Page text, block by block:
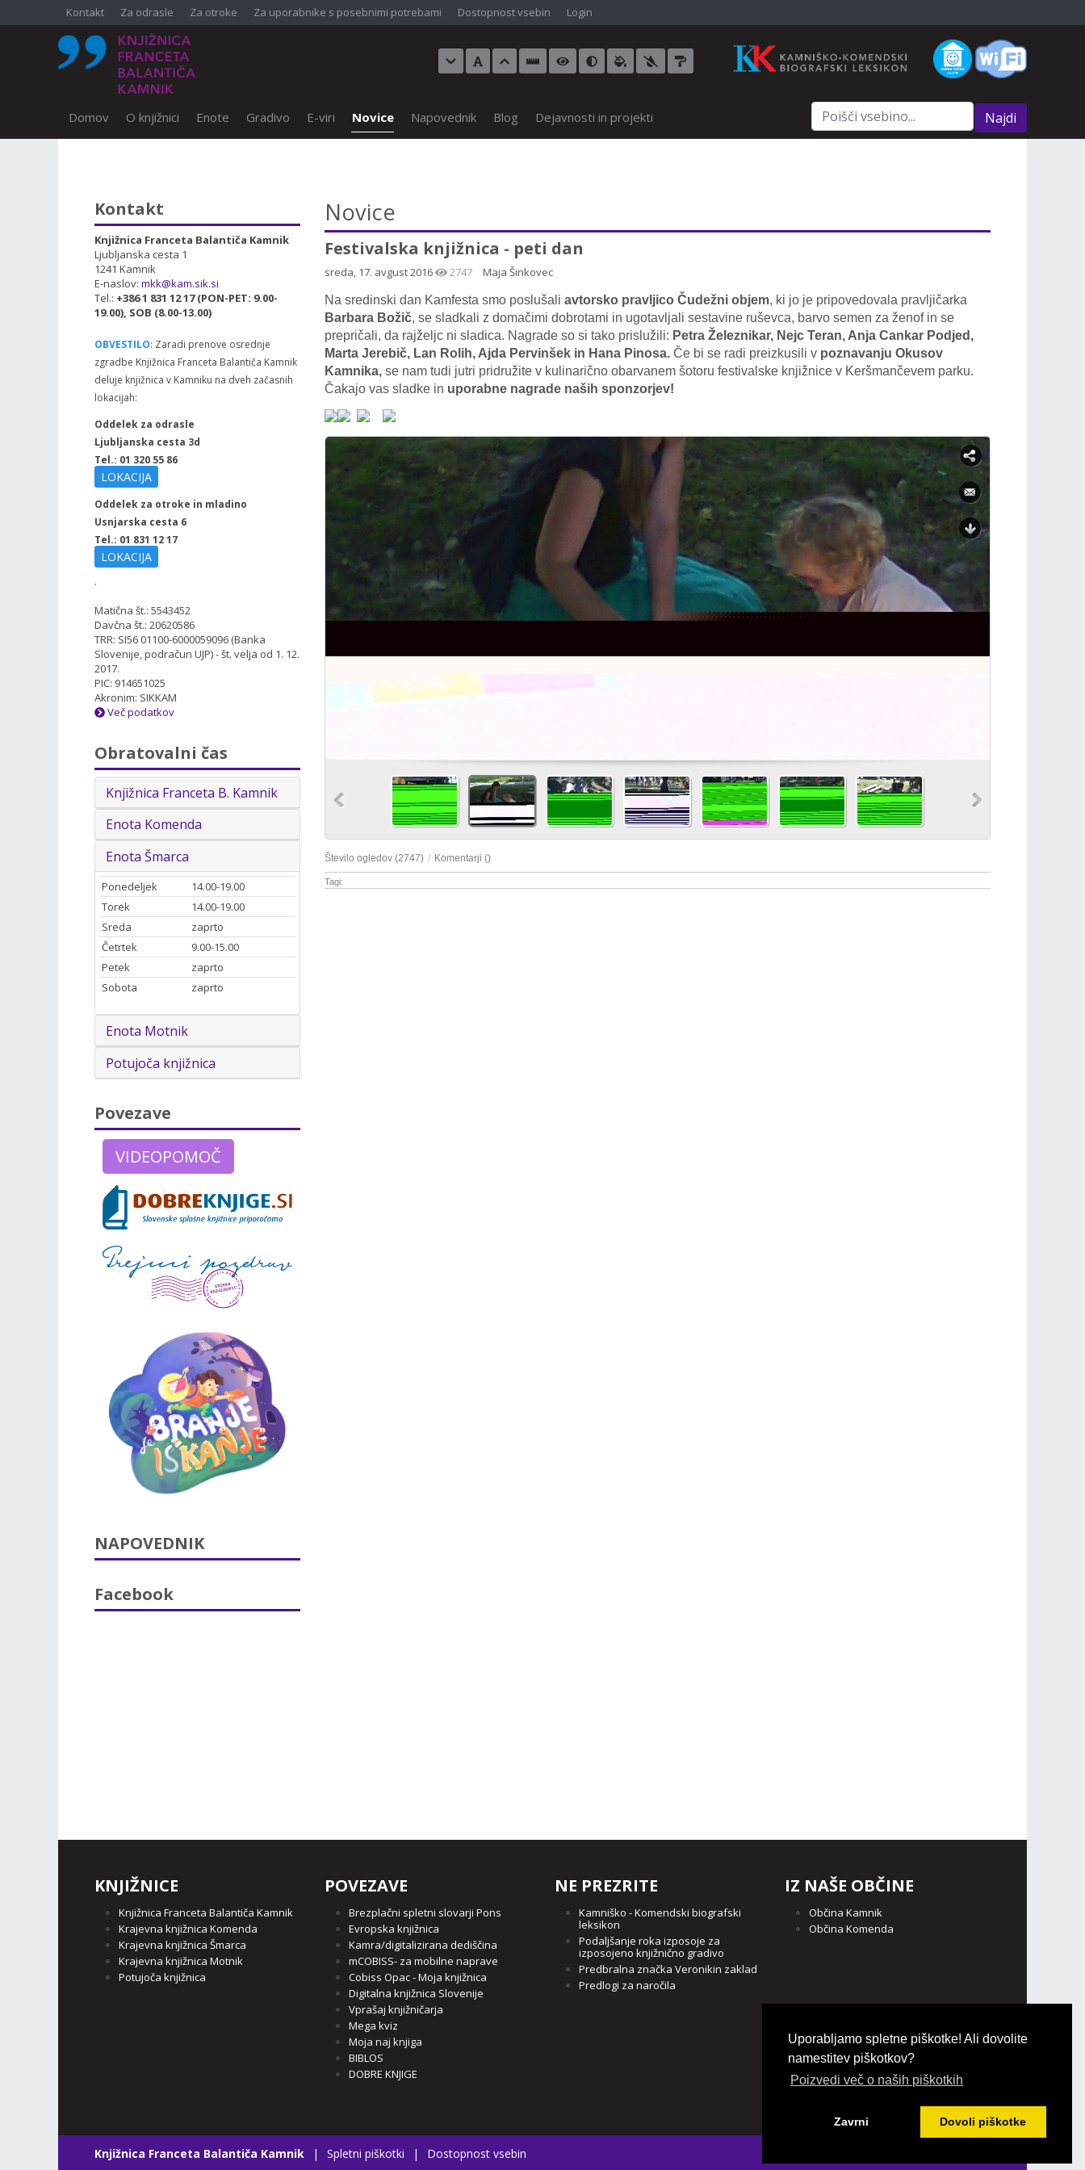
Kontakt Za odrasle Za otroke Za uporabnike s posebnimi potrebami Dostopnost vsebin Login
Domov O knjižnici Enote Gradivo E-viri Novice Napovednik Blog Dejavnosti in projekti Najdi
Novice
Festivalska knjižnica - peti dan
sreda, 17. avgust 2016 2747 Maja Šinkovec
Na sredinski dan Kamfesta smo poslušali avtorsko pravljico Čudežni objem, ki jo je pripovedovala pravljičarka
Barbara Božič, se sladkali z domačimi dobrotami in ugotavljali sestavine ruševca, barvo semen za ženof in se
prepričali, da rajželjc ni sladica. Nagrade so si tako prislužili: Petra Železnikar, Nejc Teran, Anja Cankar Podjed,
Marta Jerebič, Lan Rolih, Ajda Pervinšek in Hana Pinosa. Če bi se radi preizkusili v poznavanju Okusov
Kamnika, se nam tudi jutri pridružite v kulinarično obarvanem šotoru festivalske knjižnice v Keršmančevem parku.
Čakajo vas sladke in uporabne nagrade naših sponzorjev!
Število ogledov (2747) / Komentarji ()
Tagi:
Kontakt
Knjižnica Franceta Balantiča Kamnik
Ljubljanska cesta 1
1241 Kamnik
E-naslov: mkk@kam.sik.si
Tel.: +386 1 831 12 17 (PON-PET: 9.00-
19.00), SOB (8.00-13.00)
OBVESTILO: Zaradi prenove osrednje
zgradbe Knjižnica Franceta Balantiča Kamnik
deluje knjižnica v Kamniku na dveh začasnih
lokacijah:
Oddelek za odrasle
Ljubljanska cesta 3d
Tel.: 01 320 55 86
LOKACIJA
Oddelek za otroke in mladino
Usnjarska cesta 6
Tel.: 01 831 12 17
LOKACIJA
.
Matična št.: 5543452
Davčna št.: 20620586
TRR: SI56 01100-6000059096 (Banka
Slovenije, podračun UJP) - št. velja od 1. 12.
2017.
PIC: 914651025
Akronim: SIKKAM
Več podatkov
Obratovalni čas
Knjižnica Franceta B. Kamnik
Enota Komenda
Enota Šmarca
Ponedeljek
14.00-19.00
Torek
14.00-19.00
Sreda
zaprto
Četrtek
9.00-15.00
Petek
zaprto
Sobota
zaprto
Enota Motnik
Potujoča knjižnica
Povezave
VIDEOPOMOČ
NAPOVEDNIK
Facebook
KNJIŽNICE
Knjižnica Franceta Balantiča Kamnik
Krajevna knjižnica Komenda
Krajevna knjižnica Šmarca
Krajevna knjižnica Motnik
Potujoča knjižnica
POVEZAVE
Brezplačni spletni slovarji Pons
Evropska knjižnica
Kamra/digitalizirana dediščina
mCOBISS- za mobilne naprave
Cobiss Opac - Moja knjižnica
Digitalna knjižnica Slovenije
Vprašaj knjižničarja
Mega kviz
Moja naj knjiga
BIBLOS
DOBRE KNJIGE
NE PREZRITE
Kamniško - Komendski biografski
leksikon
Podaljšanje roka izposoje za
izposojeno knjižnično gradivo
Predbralna značka Veronikin zaklad
Predlogi za naročila
IZ NAŠE OBČINE
Občina Kamnik
Občina Komenda
Knjižnica Franceta Balantiča Kamnik | Spletni piškotki | Dostopnost vsebin
Uporabljamo spletne piškotke! Ali dovolite
namestitev piškotkov?
Poizvedi več o naših piškotkih
Zavrni Dovoli piškotke